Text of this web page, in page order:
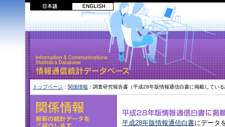
トップページ ： 関係情報 ：調査研究報告書（平成28年版情報通信白書に掲載してい
平成28年版情報通信白書にデータ